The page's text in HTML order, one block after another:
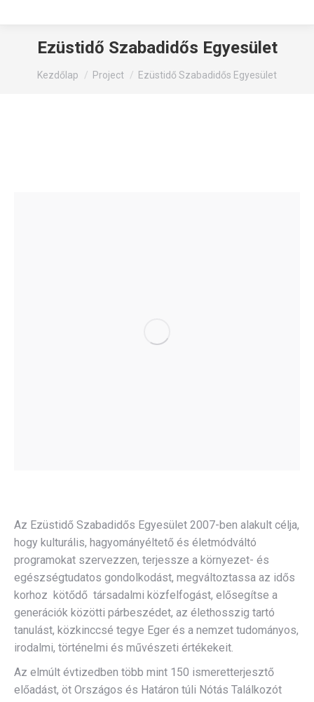
Ezüstidő Szabadidős Egyesület
You are here:
Kezdőlap Project Ezüstidő Szabadidős Egyesület
Az Ezüstidő Szabadidős Egyesület 2007-ben alakult célja,
hogy kulturális, hagyományéltető és életmódváltó
programokat szervezzen, terjessze a környezet- és
egészségtudatos gondolkodást, megváltoztassa az idős
korhoz kötődő társadalmi közfelfogást, elősegítse a
generációk közötti párbeszédet, az élethosszig tartó
tanulást, közkinccsé tegye Eger és a nemzet tudományos,
irodalmi, történelmi és művészeti értékekeit.
Az elmúlt évtizedben több mint 150 ismeretterjesztő
előadást, öt Országos és Határon túli Nótás Találkozót